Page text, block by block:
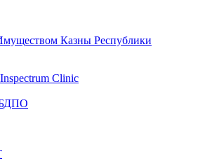
Казны Республики
Clinic
БДПО